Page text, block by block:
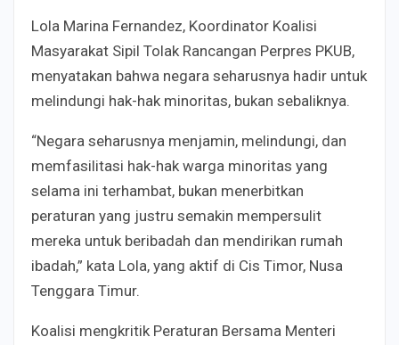
Lola Marina Fernandez, Koordinator Koalisi
Masyarakat Sipil Tolak Rancangan Perpres PKUB,
menyatakan bahwa negara seharusnya hadir untuk
melindungi hak-hak minoritas, bukan sebaliknya.
“Negara seharusnya menjamin, melindungi, dan
memfasilitasi hak-hak warga minoritas yang
selama ini terhambat, bukan menerbitkan
peraturan yang justru semakin mempersulit
mereka untuk beribadah dan mendirikan rumah
ibadah,” kata Lola, yang aktif di Cis Timor, Nusa
Tenggara Timur.
Koalisi mengkritik Peraturan Bersama Menteri